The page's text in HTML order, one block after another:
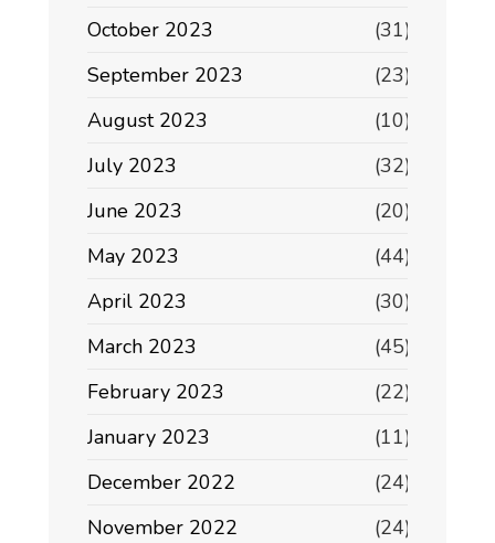
October 2023
(31)
September 2023
(23)
August 2023
(10)
July 2023
(32)
June 2023
(20)
May 2023
(44)
April 2023
(30)
March 2023
(45)
February 2023
(22)
January 2023
(11)
December 2022
(24)
November 2022
(24)